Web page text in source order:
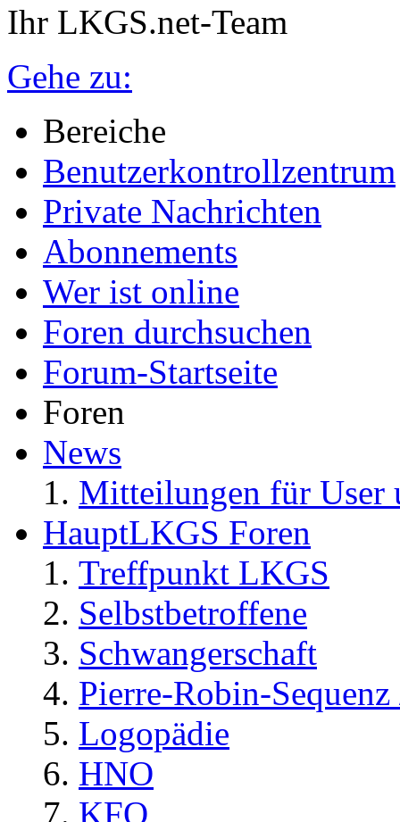
Ihr LKGS.net-Team
Gehe zu:
Bereiche
Benutzerkontrollzentrum
Private Nachrichten
Abonnements
Wer ist online
Foren durchsuchen
Forum-Startseite
Foren
News
Mitteilungen für User
HauptLKGS Foren
Treffpunkt LKGS
Selbstbetroffene
Schwangerschaft
Pierre-Robin-
Logopädie
HNO
KFO